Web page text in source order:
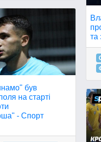
був
на старті
- Спорт
та